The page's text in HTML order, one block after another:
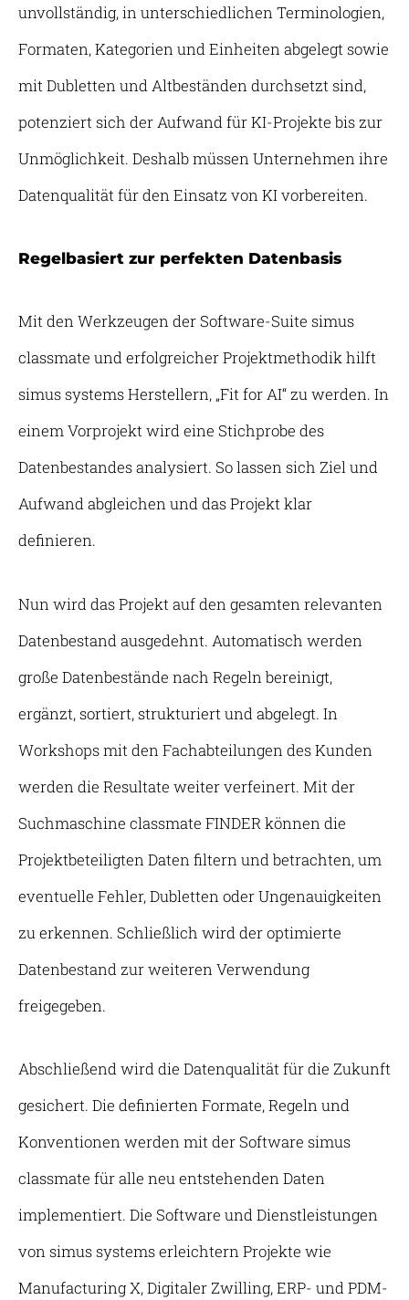
unvollständig, in unterschiedlichen Terminologien,
Formaten, Kategorien und Einheiten abgelegt sowie
mit Dubletten und Altbeständen durchsetzt sind,
potenziert sich der Aufwand für KI-Projekte bis zur
Unmöglichkeit. Deshalb müssen Unternehmen ihre
Datenqualität für den Einsatz von KI vorbereiten.
Regelbasiert zur perfekten Datenbasis
Mit den Werkzeugen der Software-Suite simus
classmate und erfolgreicher Projektmethodik hilft
simus systems Herstellern, „Fit for AI“ zu werden. In
einem Vorprojekt wird eine Stichprobe des
Datenbestandes analysiert. So lassen sich Ziel und
Aufwand abgleichen und das Projekt klar
definieren.
Nun wird das Projekt auf den gesamten relevanten
Datenbestand ausgedehnt. Automatisch werden
große Datenbestände nach Regeln bereinigt,
ergänzt, sortiert, strukturiert und abgelegt. In
Workshops mit den Fachabteilungen des Kunden
werden die Resultate weiter verfeinert. Mit der
Suchmaschine classmate FINDER können die
Projektbeteiligten Daten filtern und betrachten, um
eventuelle Fehler, Dubletten oder Ungenauigkeiten
zu erkennen. Schließlich wird der optimierte
Datenbestand zur weiteren Verwendung
freigegeben.
Abschließend wird die Datenqualität für die Zukunft
gesichert. Die definierten Formate, Regeln und
Konventionen werden mit der Software simus
classmate für alle neu entstehenden Daten
implementiert. Die Software und Dienstleistungen
von simus systems erleichtern Projekte wie
Manufacturing X, Digitaler Zwilling, ERP- und PDM-